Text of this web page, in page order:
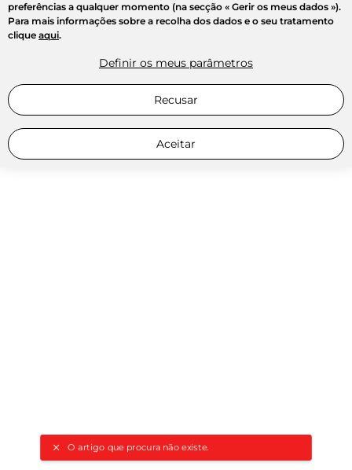
O artigo que procura não existe.
preferências a qualquer momento (na secção « Gerir os meus dados »).
Para mais informações sobre a recolha dos dados e o seu tratamento
clique aqui.
Definir os meus parâmetros
Recusar
Aceitar